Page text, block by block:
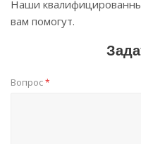
Наши
вам помогут.
Вопрос*